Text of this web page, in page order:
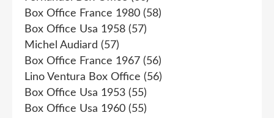
Box Office France 1980 (58)
Box Office Usa 1958 (57)
Michel Audiard (57)
Box Office France 1967 (56)
Lino Ventura Box Office (56)
Box Office Usa 1953 (55)
Box Office Usa 1960 (55)